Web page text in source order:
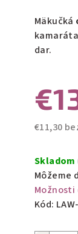
0,0
z
5
Mäkučká
dar.
€11,30
cena:
Skladom
Môžeme
Kód: